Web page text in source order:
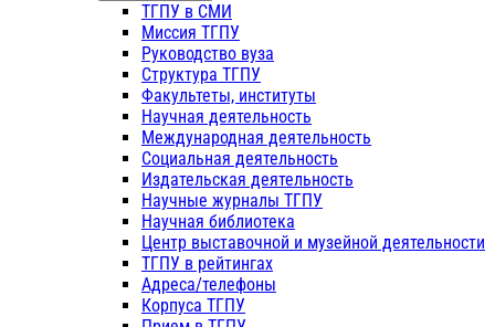
ТГПУ в СМИ
Миссия ТГПУ
Руководство вуза
Структура ТГПУ
Факультеты, институты
Научная деятельность
Международная деятельность
Социальная деятельность
Издательская деятельность
Научные журналы ТГПУ
Научная библиотека
Центр выставочной и музейной деятельности
ТГПУ в рейтингах
Адреса/телефоны
Корпуса ТГПУ